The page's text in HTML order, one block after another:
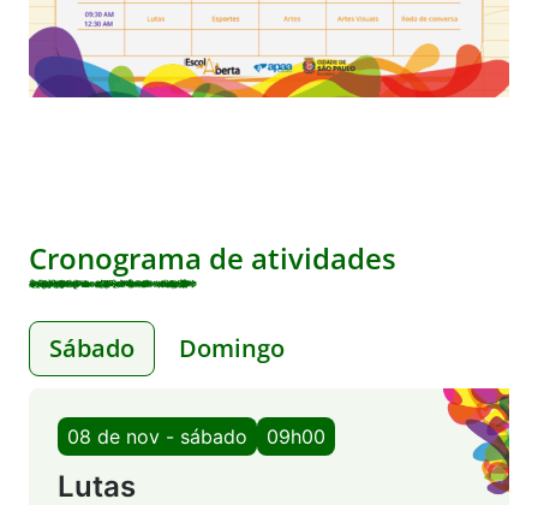
Cronograma de atividades
Sábado Domingo
08 de nov - sábado 09h00
Lutas